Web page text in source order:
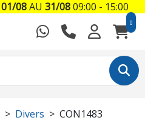
0
Divers CON1483
01/08AU 31/0809:00 - 15:00